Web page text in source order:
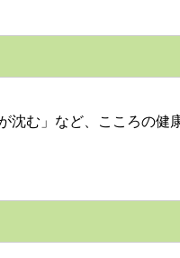
む」など、こころの健